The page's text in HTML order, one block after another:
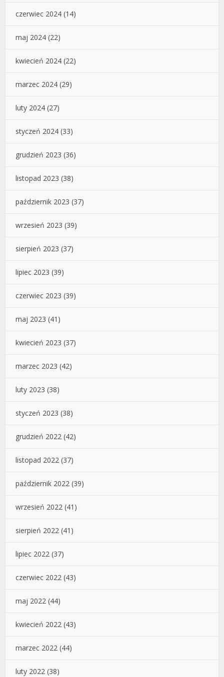
czerwiec 2024 (14)
maj 2024 (22)
kwiecień 2024 (22)
marzec 2024 (29)
luty 2024 (27)
styczeń 2024 (33)
grudzień 2023 (36)
listopad 2023 (38)
październik 2023 (37)
wrzesień 2023 (39)
sierpień 2023 (37)
lipiec 2023 (39)
czerwiec 2023 (39)
maj 2023 (41)
kwiecień 2023 (37)
marzec 2023 (42)
luty 2023 (38)
styczeń 2023 (38)
grudzień 2022 (42)
listopad 2022 (37)
październik 2022 (39)
wrzesień 2022 (41)
sierpień 2022 (41)
lipiec 2022 (37)
czerwiec 2022 (43)
maj 2022 (44)
kwiecień 2022 (43)
marzec 2022 (44)
luty 2022 (38)